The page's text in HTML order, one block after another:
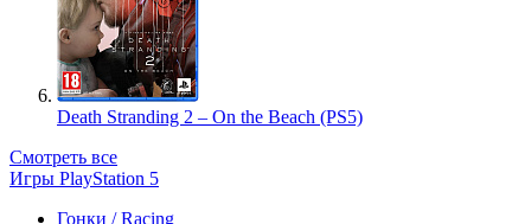
Death Stranding 2 – On the Beach (PS5)
Смотреть все
Игры PlayStation 5
Гонки / Racing